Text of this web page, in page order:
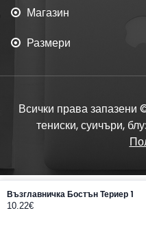
Магазин
Размери
Всички права
тениски, суичъри,
Възглавничка Бостън Териер 1
10.22€